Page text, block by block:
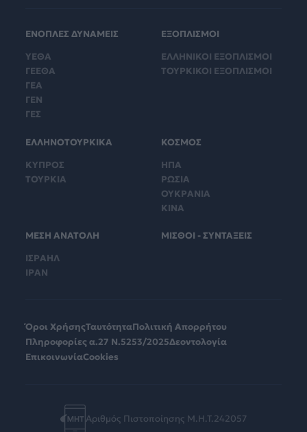
ΕΝΟΠΛΕΣ ΔΥΝΑΜΕΙΣ
ΥΕΘΑ
ΓΕΕΘΑ
ΓΕΑ
ΓΕΝ
ΓΕΣ
ΕΞΟΠΛΙΣΜΟΙ
ΕΛΛΗΝΙΚΟΙ ΕΞΟΠΛΙΣΜΟΙ
ΤΟΥΡΚΙΚΟΙ ΕΞΟΠΛΙΣΜΟΙ
ΕΛΛΗΝΟΤΟΥΡΚΙΚΑ
ΚΥΠΡΟΣ
ΤΟΥΡΚΙΑ
ΚΟΣΜΟΣ
ΗΠΑ
ΡΩΣΙΑ
ΟΥΚΡΑΝΙΑ
ΚΙΝΑ
ΜΕΣΗ ΑΝΑΤΟΛΗ
ΙΣΡΑΗΛ
ΙΡΑΝ
ΜΙΣΘΟΙ - ΣΥΝΤΑΞΕΙΣ
Όροι ΧρήσηςΤαυτότηταΠολιτική Απορρήτου
Πληροφορίες α.27 Ν.5253/2025Δεοντολογία
ΕπικοινωνίαCookies
Αριθμός Πιστοποίησης Μ.Η.Τ.242057